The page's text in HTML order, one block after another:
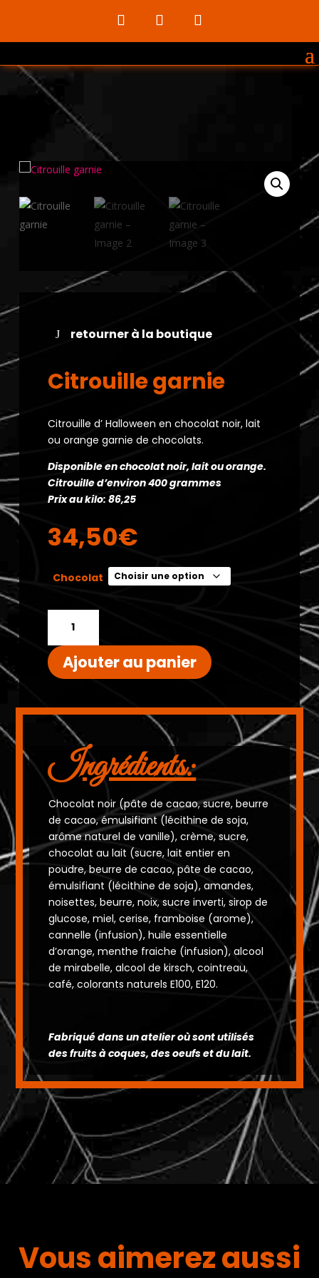
retourner à la boutique
Citrouille garnie
Citrouille d’ Halloween en chocolat noir, lait
ou orange garnie de chocolats.
Disponible en chocolat noir, lait ou orange.
Citrouille d’environ 400 grammes
Prix au kilo: 86,25
34,50€
Chocolat
Citrouille
garnieAjouter au panier
Ingrédients:
Chocolat noir (pâte de cacao, sucre, beurre
de cacao, émulsifiant (lécithine de soja,
arôme naturel de vanille), crème, sucre,
chocolat au lait (sucre, lait entier en
poudre, beurre de cacao, pâte de cacao,
émulsifiant (lécithine de soja), amandes,
noisettes, beurre, noix, sucre inverti, sirop de
glucose, miel, cerise, framboise (arome),
cannelle (infusion), huile essentielle
d’orange, menthe fraiche (infusion), alcool
de mirabelle, alcool de kirsch, cointreau,
café, colorants naturels E100, E120.
Fabriqué dans un atelier où sont utilisés
des fruits à coques, des oeufs et du lait.
Vous aimerez aussi